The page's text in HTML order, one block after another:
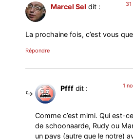
Marcel Sel dit :
La prochaine fois, c’est vous
Répondre
Pfff dit : 1
Comme c’est mimi. Qui est-
de schoonaarde, Rudy ou
un pays (autre que le notre)